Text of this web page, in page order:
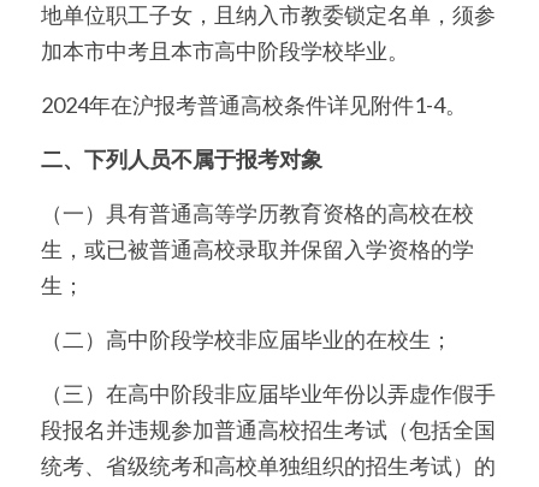
地单位职工子女，且纳入市教委锁定名单，须参
加本市中考且本市高中阶段学校毕业。
2024年在沪报考普通高校条件详见附件1-4。
二、下列人员不属于报考对象
（一）具有普通高等学历教育资格的高校在校
生，或已被普通高校录取并保留入学资格的学
生；
（二）高中阶段学校非应届毕业的在校生；
（三）在高中阶段非应届毕业年份以弄虚作假手
段报名并违规参加普通高校招生考试（包括全国
统考、省级统考和高校单独组织的招生考试）的